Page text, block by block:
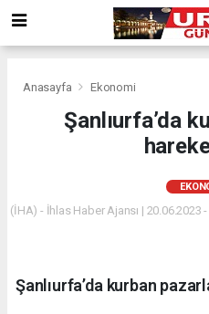
Anasayfa Ekonomi
Şanlıurfa’da
(İHA) - İhlas Haber Ajansı | 20.06.2023
Şanlıurfa’da kurban